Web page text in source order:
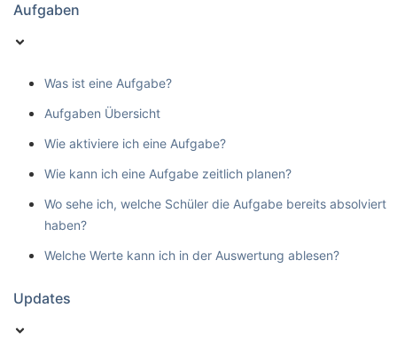
Aufgaben
Was ist eine Aufgabe?
Aufgaben Übersicht
Wie aktiviere ich eine Aufgabe?
Wie kann ich eine Aufgabe zeitlich planen?
Wo sehe ich, welche Schüler die Aufgabe bereits absolviert
haben?
Welche Werte kann ich in der Auswertung ablesen?
Updates